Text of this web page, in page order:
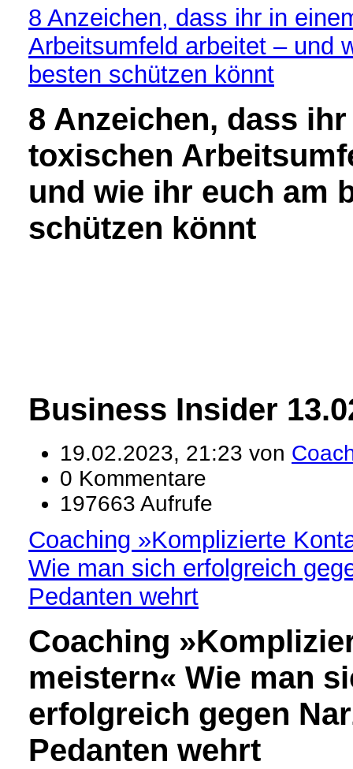
8 Anzeichen, dass ihr in
Arbeitsumfeld arbeitet – und
besten schützen könnt
8 Anzeichen, dass
toxischen
und wie ihr euch am
schützen könnt
Business Insider
19.02.2023, 21:23 von
0 Kommentare
197663 Aufrufe
Coaching »Komplizierte
Wie man sich erfolgreich
Pedanten wehrt
Coaching
meistern« Wie man
erfolgreich gegen
Pedanten wehrt